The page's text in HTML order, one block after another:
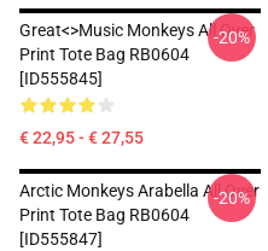
Great<>music Monkeys All Over
Print Tote Bag RB0604
[ID555845]
€ 22,95 - € 27,55
-20%
Arctic Monkeys Arabella All Over
Print Tote Bag RB0604
[ID555847]
-20%